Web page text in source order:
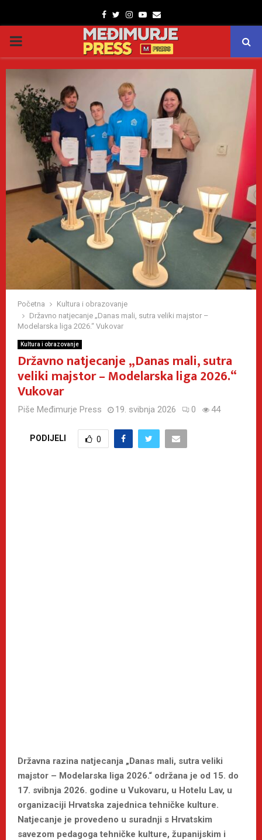
Facebook
TwitterInstagram
Youtube
Email
PRIMARY
MENU
Početna
Kultura i obrazovanje
Državno natjecanje „Danas mali, sutra veliki majstor –
Modelarska liga 2026.“ Vukovar
Kultura i obrazovanje
Državno natjecanje „Danas mali, sutra
veliki majstor – Modelarska liga 2026.“
Vukovar
Piše Međimurje Press 19. svibnja 2026 0 44
PODIJELI 0
Državna razina natjecanja „Danas mali, sutra veliki
majstor – Modelarska liga 2026.“ održana je od 15. do
17. svibnja 2026. godine u Vukovaru, u Hotelu Lav, u
organizaciji Hrvatska zajednica tehničke kulture.
Natjecanje je provedeno u suradnji s Hrvatskim
savezom pedagoga tehničke kulture, županijskim i